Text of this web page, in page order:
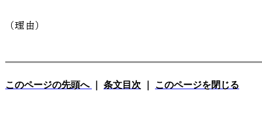
このページの先頭へ 条文目次 このページを閉じる